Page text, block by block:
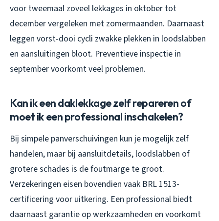
voor tweemaal zoveel lekkages in oktober tot
december vergeleken met zomermaanden. Daarnaast
leggen vorst-dooi cycli zwakke plekken in loodslabben
en aansluitingen bloot. Preventieve inspectie in
september voorkomt veel problemen.
Kan ik een daklekkage zelf repareren of
moet ik een professional inschakelen?
Bij simpele panverschuivingen kun je mogelijk zelf
handelen, maar bij aansluitdetails, loodslabben of
grotere schades is de foutmarge te groot.
Verzekeringen eisen bovendien vaak BRL 1513-
certificering voor uitkering. Een professional biedt
daarnaast garantie op werkzaamheden en voorkomt